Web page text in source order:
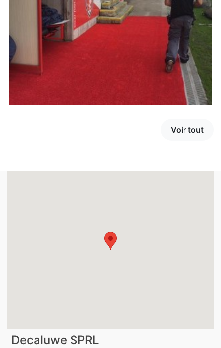
Voir tout
Decaluwe SPRL